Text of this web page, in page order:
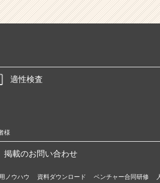
適性検査
様
掲載のお問い合わせ
ノウハウ 資料ダウンロード ベンチャー合同研修